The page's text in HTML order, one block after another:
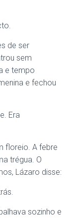
de ser
sem
e tempo
e fechou
Era
floreio. A febre
trégua. O
Lázaro disse:
sozinho e